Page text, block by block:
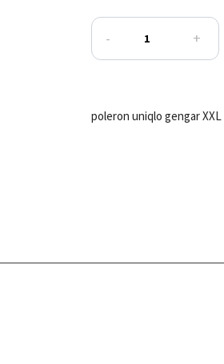
- +
poleron uniqlo gengar XXL